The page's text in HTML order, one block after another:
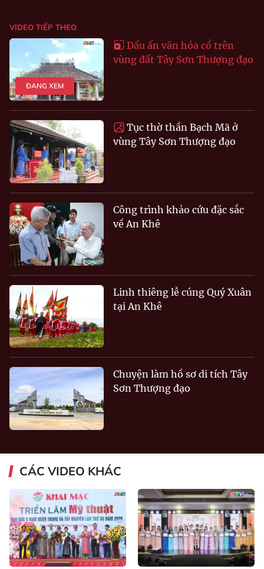
VIDEO TIẾP THEO
ĐANG XEM
Dấu ấn văn hóa cổ trên
vùng đất Tây Sơn Thượng đạo
Tục thờ thần Bạch Mã ở
vùng Tây Sơn Thượng đạo
Công trình khảo cứu đặc sắc
về An Khê
Linh thiêng lễ cúng Quý Xuân
tại An Khê
Chuyện làm hồ sơ di tích Tây
Sơn Thượng đạo
CÁC VIDEO KHÁC